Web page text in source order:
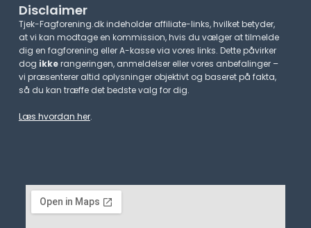
Disclaimer
Tjek-Fagforening.dk indeholder affiliate-links, hvilket betyder,
at vi kan modtage en kommission, hvis du vælger at tilmelde
dig en fagforening eller A-kasse via vores links. Dette påvirker
dog ikkerangeringen, anmeldelser eller vores anbefalinger –
vi præsenterer altid oplysninger objektivt og baseret på fakta,
så du kan træffe det bedste valg for dig.
Læs hvordan her.